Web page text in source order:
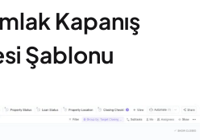
Kapanış
Şablonu